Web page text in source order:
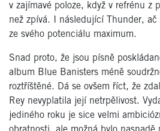
v zajímavé poloze, když v refrénu z
než zpívá. I následující Thunder, ač
ze svého potenciálu maximum.
Snad proto, že jsou písně
album Blue Banisters méně
roztříštěné. Dá se ovšem říct, že
Rey nevyplatila její netrpělivost.
jediného roku je sice velmi